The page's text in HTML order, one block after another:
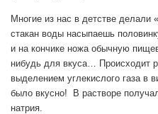
Многие из нас в детстве делали
стакан воды насыпаешь
и на кончике ножа обычную
нибудь для вкуса… Происходит
выделением углекислого газа в
было вкусно! В растворе
натрия.